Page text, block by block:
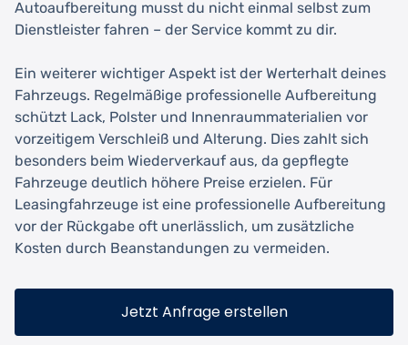
Autoaufbereitung musst du nicht einmal selbst zum
Dienstleister fahren – der Service kommt zu dir.
Ein weiterer wichtiger Aspekt ist der Werterhalt deines
Fahrzeugs. Regelmäßige professionelle Aufbereitung
schützt Lack, Polster und Innenraummaterialien vor
vorzeitigem Verschleiß und Alterung. Dies zahlt sich
besonders beim Wiederverkauf aus, da gepflegte
Fahrzeuge deutlich höhere Preise erzielen. Für
Leasingfahrzeuge ist eine professionelle Aufbereitung
vor der Rückgabe oft unerlässlich, um zusätzliche
Kosten durch Beanstandungen zu vermeiden.
Jetzt Anfrage erstellen